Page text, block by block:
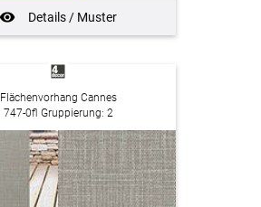
Details / Muster
Flächenvorhang Cannes
747-0fl Gruppierung: 2